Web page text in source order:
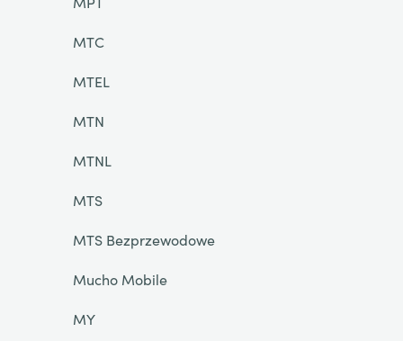
MTC
MTEL
MTN
MTNL
MTS
MTS Bezprzewodowe
Mucho Mobile
MY